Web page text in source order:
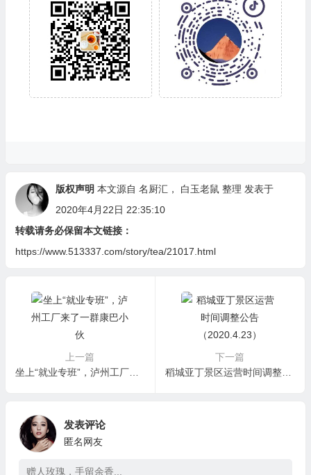
版权声明 本文源自 名厨汇 ， 白玉老鼠 整理 发表于
2020年4月22日 22:35:10
转载请务必保留本文链接：
https://www.513337.com/story/tea/21017.html
上一篇
坐上“就业专班”，泸州工厂来了一群康巴小伙
下一篇
稻城亚丁景区运营时间调整公告（2020.4.23）
发表评论
匿名网友